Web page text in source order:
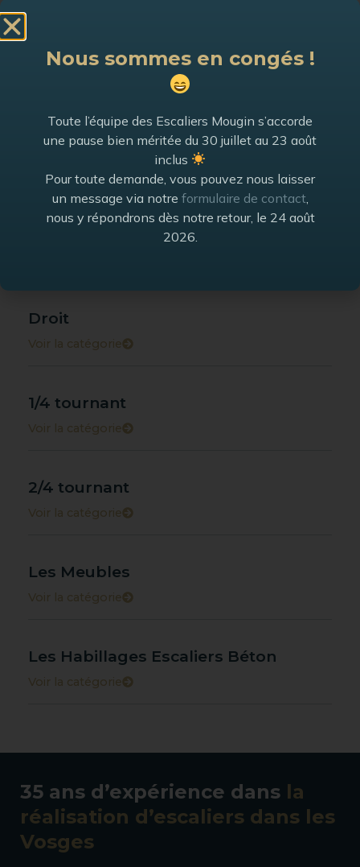
Frêne blanc
Frêne olivier
Voir la catégorie
Droit
Voir la catégorie
1/4 tournant
Voir la catégorie
2/4 tournant
Voir la catégorie
Les Meubles
Voir la catégorie
Les Habillages Escaliers Béton
Voir la catégorie
35 ans d’expérience dans la
réalisation d’escaliers dans les
Vosges
Nous sommes en congés !
Toute l’équipe des Escaliers Mougin s’accorde
une pause bien méritée du 30 juillet au 23 août
inclus
Pour toute demande, vous pouvez nous laisser
un message via notre formulaire de contact
nous y répondrons dès notre retour, le 24 août
2026.